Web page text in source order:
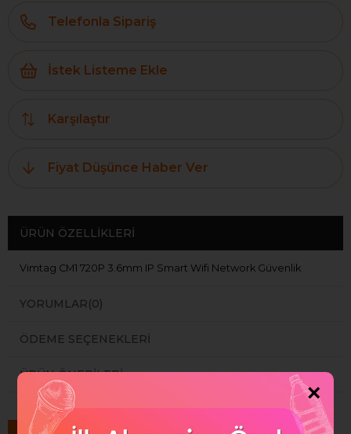
Telefonla Sipariş
İstek Listeme Ekle
Karşılaştır
Fiyat Düşünce Haber Ver
ÜRÜN ÖZELLIKLERI
Vimtag CM1 720P 3.6mm IP Smart Wifi Network Güvenlik
YORUMLAR(0)
ÖDEME SEÇENEKLERI
ÜRÜN ÖNERILERI
×